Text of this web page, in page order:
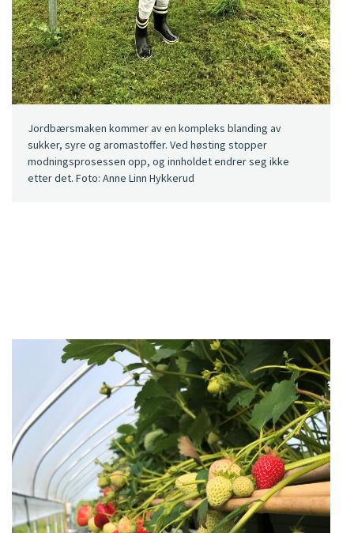
Jordbærsmaken kommer av en kompleks blanding av
sukker, syre og aromastoffer. Ved høsting stopper
modningsprosessen opp, og innholdet endrer seg ikke
etter det. Foto: Anne Linn Hykkerud